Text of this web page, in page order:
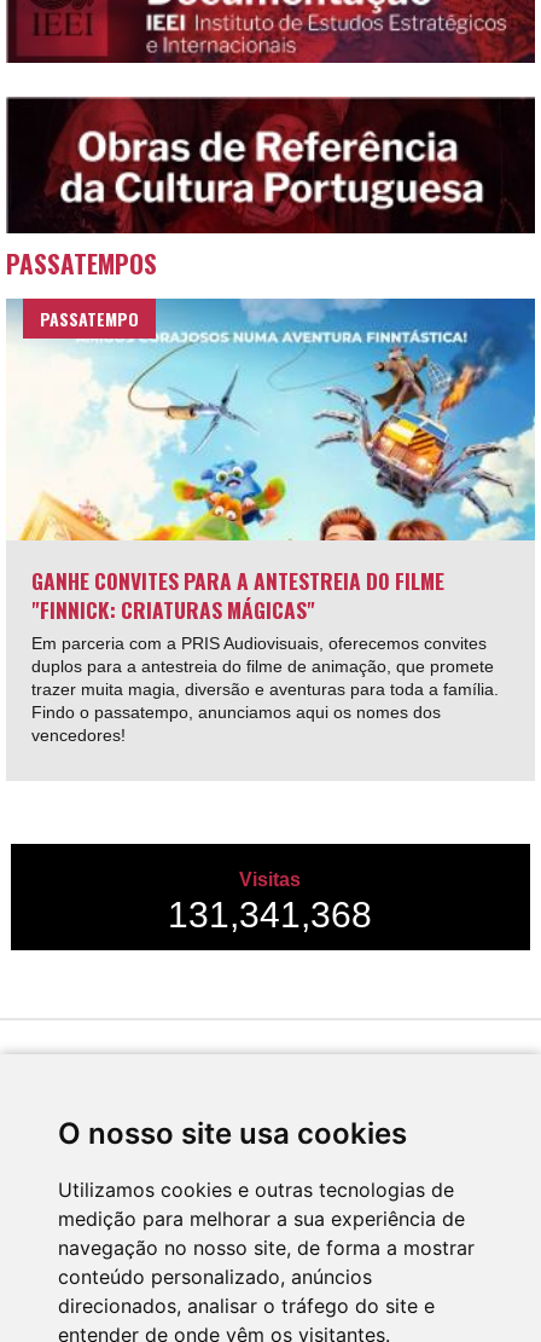
O nosso site usa cookies
Utilizamos cookies e outras tecnologias de
medição para melhorar a sua experiência de
navegação no nosso site, de forma a mostrar
conteúdo personalizado, anúncios
direcionados, analisar o tráfego do site e
entender de onde vêm os visitantes.
PASSATEMPOS
PASSATEMPO
GANHE CONVITES PARA A ANTESTREIA DO FILME
"FINNICK: CRIATURAS MÁGICAS"
Em parceria com a PRIS Audiovisuais, oferecemos convites
duplos para a antestreia do filme de animação, que promete
trazer muita magia, diversão e aventuras para toda a família.
Findo o passatempo, anunciamos aqui os nomes dos
vencedores!
Visitas
131,341,368